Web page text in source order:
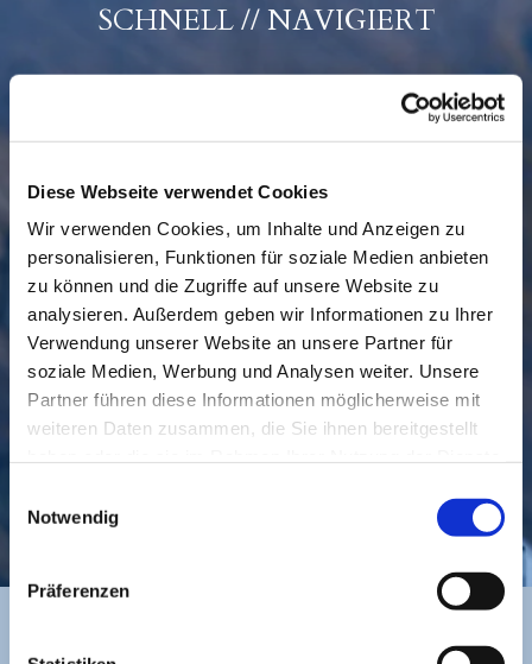
Diese Webseite verwendet Cookies
Wir verwenden Cookies, um Inhalte und Anzeigen zu
personalisieren, Funktionen für soziale Medien anbieten
zu können und die Zugriffe auf unsere Website zu
analysieren. Außerdem geben wir Informationen zu Ihrer
Verwendung unserer Website an unsere Partner für
soziale Medien, Werbung und Analysen weiter. Unsere
Partner führen diese Informationen möglicherweise mit
weiteren Daten zusammen, die Sie ihnen bereitgestellt
Notwendig
Präferenzen
SCHNELL // NAVIGIERT
GEMEINDE BESUCHEN